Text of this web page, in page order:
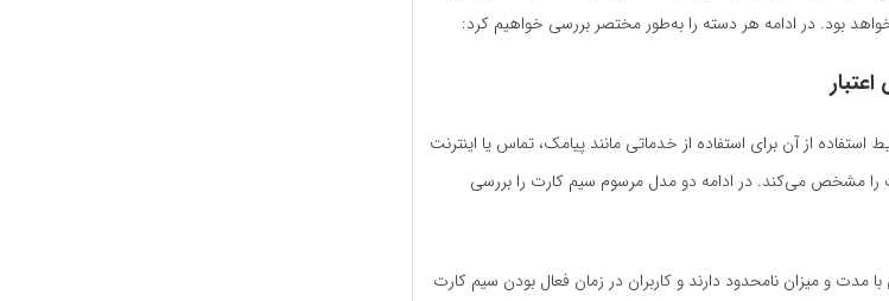
بود. در ادامه هر دسته را به‌طور مختصر بررسی خواهیم کرد:
از آن برای استفاده از خدماتی مانند پیامک، تماس یا اینترنت
را مشخص می‌کند. در ادامه دو مدل مرسوم سیم کارت را بررسی
مدت و میزان نامحدود دارند و کاربران در زمان فعال بودن سیم کارت